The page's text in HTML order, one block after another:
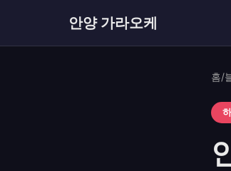
안양 가라오케
홈/